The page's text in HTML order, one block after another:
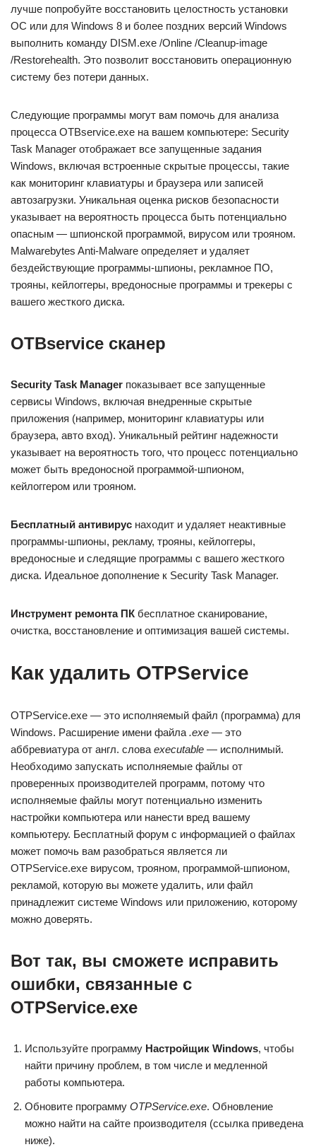
лучше попробуйте восстановить целостность установки
ОС или для Windows 8 и более поздних версий Windows
выполнить команду DISM.exe /Online /Cleanup-image
/Restorehealth. Это позволит восстановить операционную
систему без потери данных.
Следующие программы могут вам помочь для анализа
процесса OTBservice.exe на вашем компьютере: Security
Task Manager отображает все запущенные задания
Windows, включая встроенные скрытые процессы, такие
как мониторинг клавиатуры и браузера или записей
автозагрузки. Уникальная оценка рисков безопасности
указывает на вероятность процесса быть потенциально
опасным — шпионской программой, вирусом или трояном.
Malwarebytes Anti-Malware определяет и удаляет
бездействующие программы-шпионы, рекламное ПО,
трояны, кейлоггеры, вредоносные программы и трекеры с
вашего жесткого диска.
OTBservice сканер
Security Task Manager показывает все запущенные
сервисы Windows, включая внедренные скрытые
приложения (например, мониторинг клавиатуры или
браузера, авто вход). Уникальный рейтинг надежности
указывает на вероятность того, что процесс потенциально
может быть вредоносной программой-шпионом,
кейлоггером или трояном.
Бесплатный aнтивирус находит и удаляет неактивные
программы-шпионы, рекламу, трояны, кейлоггеры,
вредоносные и следящие программы с вашего жесткого
диска. Идеальное дополнение к Security Task Manager.
Инструмент ремонта ПК бесплатное сканирование,
очистка, восстановление и оптимизация вашей системы.
Как удалить OTPService
OTPService.exe — это исполняемый файл (программа) для
Windows. Расширение имени файла .exe — это
аббревиатура от англ. слова executable — исполнимый.
Необходимо запускать исполняемые файлы от
проверенных производителей программ, потому что
исполняемые файлы могут потенциально изменить
настройки компьютера или нанести вред вашему
компьютеру. Бесплатный форум с информацией о файлах
может помочь вам разобраться является ли
OTPService.exe вирусом, трояном, программой-шпионом,
рекламой, которую вы можете удалить, или файл
принадлежит системе Windows или приложению, которому
можно доверять.
Вот так, вы сможете исправить
ошибки, связанные с
OTPService.exe
Используйте программу Настройщик Windows, чтобы
найти причину проблем, в том числе и медленной
работы компьютера.
Обновите программу OTPService.exe. Обновление
можно найти на сайте производителя (ссылка приведена
ниже).